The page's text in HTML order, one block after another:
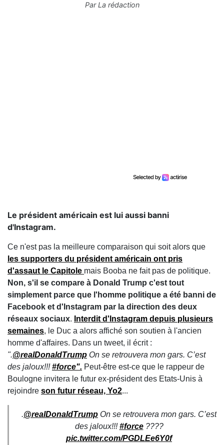
ParLa rédaction
Le président américain est lui aussi banni
d'Instagram.
Ce n'est pas la meilleure comparaison qui soit alors que
les supporters du président américain ont pris
d'assaut le Capitole mais Booba ne fait pas de politique.
Non, s'il se compare à Donald Trump c'est tout
simplement parce que l'homme politique a été banni de
Facebook et d'Instagram par la direction des deux
réseaux sociaux. Interdit d'Instagram depuis plusieurs
semaines, le Duc a alors affiché son soutien à l'ancien
homme d'affaires. Dans un tweet, il écrit :
".@realDonaldTrump On se retrouvera mon gars. C’est
des jaloux!!!#force". Peut-être est-ce que le rappeur de
Boulogne invitera le futur ex-président des Etats-Unis à
rejoindre son futur réseau, Yo2...
.@realDonaldTrump On se retrouvera mon gars. C’est
des jaloux!!!#force????
pic.twitter.com/PGDLEe6Y0f